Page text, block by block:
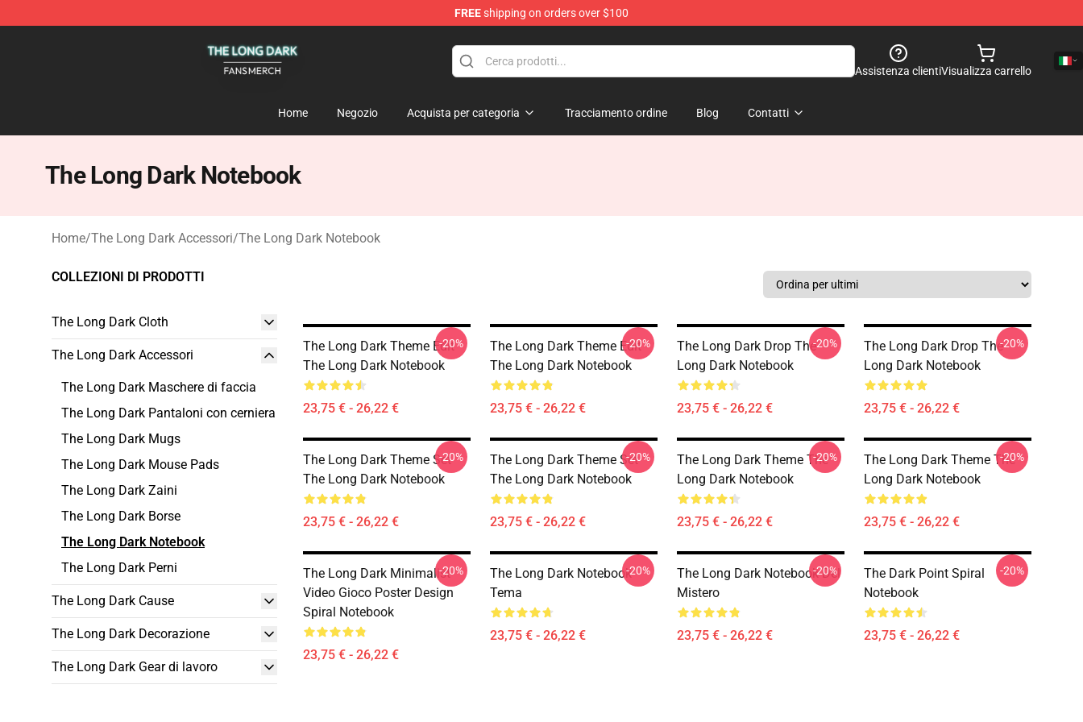
FREEshipping on orders over $100
Assistenza clientiVisualizza carrello
Home Negozio Acquista per categoria Tracciamento ordine Blog Contatti
The Long Dark Notebook
Home/The Long Dark Accessori/The Long Dark Notebook
COLLEZIONI DI PRODOTTI
The Long Dark Cloth
The Long Dark Accessori
The Long Dark Maschere di faccia
The Long Dark Pantaloni con cerniera
The Long Dark Mugs
The Long Dark Mouse Pads
The Long Dark Zaini
The Long Dark Borse
The Long Dark Notebook
The Long Dark Perni
The Long Dark Cause
The Long Dark Decorazione
The Long Dark Gear di lavoro
The Long Dark Theme Edit
The Long Dark Notebook
23,75 € - 26,22 €
-20%
The Long Dark Theme Edit
The Long Dark Notebook
23,75 € - 26,22 €
-20%
The Long Dark Drop The
Long Dark Notebook
23,75 € - 26,22 €
-20%
The Long Dark Drop The
Long Dark Notebook
23,75 € - 26,22 €
-20%
The Long Dark Theme Set
The Long Dark Notebook
23,75 € - 26,22 €
-20%
The Long Dark Theme Set
The Long Dark Notebook
23,75 € - 26,22 €
-20%
The Long Dark Theme The
Long Dark Notebook
23,75 € - 26,22 €
-20%
The Long Dark Theme The
Long Dark Notebook
23,75 € - 26,22 €
-20%
The Long Dark Minimalist
Video Gioco Poster Design
Spiral Notebook
23,75 € - 26,22 €
-20%
The Long Dark Notebook
Tema
23,75 € - 26,22 €
-20%
The Long Dark Notebook Del
Mistero
23,75 € - 26,22 €
-20%
The Dark Point Spiral
Notebook
23,75 € - 26,22 €
-20%